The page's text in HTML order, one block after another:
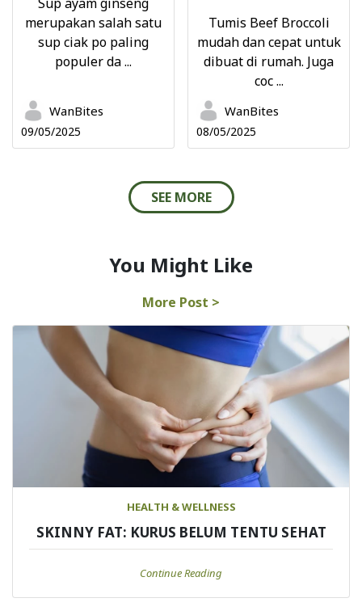
merupakan salah satu
sup ciak po paling
populer da ...
WanBites
09/05/2025
Tumis Beef Broccoli
mudah dan cepat untuk
dibuat di rumah. Juga
coc ...
WanBites
08/05/2025
SEE MORE
You Might Like
More Post >
HEALTH & WELLNESS
SKINNY FAT: KURUS BELUM TENTU SEHAT
Continue Reading